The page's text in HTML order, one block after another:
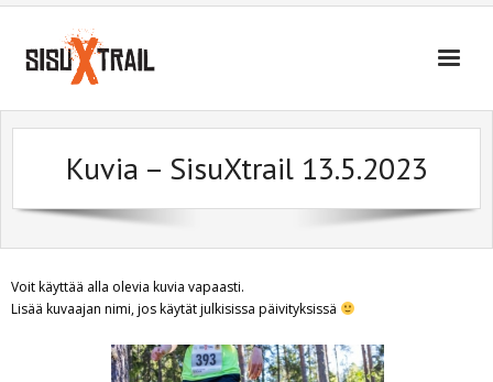
SisuXtrail
Tietoa tapahtumasta
Ota yhteyttä
Kuvia – SisuXtrail 13.5.2023
Voit käyttää alla olevia kuvia vapaasti.
Lisää kuvaajan nimi, jos käytät julkisissa päivityksissä